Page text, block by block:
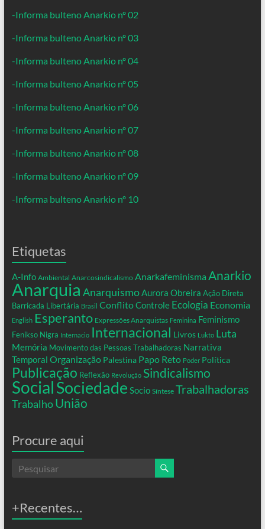
-Informa bulteno Anarkio nº 02
-Informa bulteno Anarkio nº 03
-Informa bulteno Anarkio nº 04
-Informa bulteno Anarkio nº 05
-Informa bulteno Anarkio nº 06
-Informa bulteno Anarkio nº 07
-Informa bulteno Anarkio nº 08
-Informa bulteno Anarkio nº 09
-Informa bulteno Anarkio nº 10
Etiquetas
A-Info Ambiental Anarcosindicalismo Anarkafeminisma Anarkio
Anarquia AnarquismoAurora Obreira Ação Direta
Barricada Libertária Brasil ConflitoControle Ecologia Economia
English Esperanto Expressões Anarquistas Feminina Feminismo
Fenikso Nigra Internacio Internacional Livros Lukto Luta
Memória Movimento das Pessoas Trabalhadoras Narrativa
Temporal Organização Palestina Papo Reto Poder Política
Publicação Reflexão Revolução Sindicalismo
SocialSociedade Socio Síntese Trabalhadoras
Trabalho União
Procure aqui
+Recentes…